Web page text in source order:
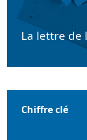
La lettre de
Chiffre clé